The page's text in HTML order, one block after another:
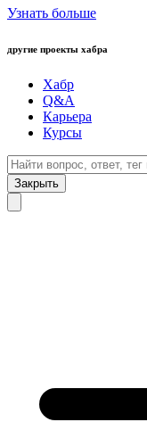
Узнать больше
другие проекты хабра
Хабр
Q&A
Карьера
Курсы
Закрыть